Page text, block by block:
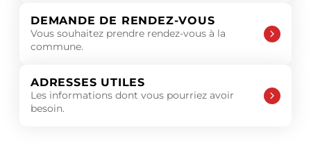
DEMANDE DE RENDEZ-VOUS
Vous souhaitez prendre rendez-vous à la
commune.
ADRESSES UTILES
Les informations dont vous pourriez avoir
besoin.